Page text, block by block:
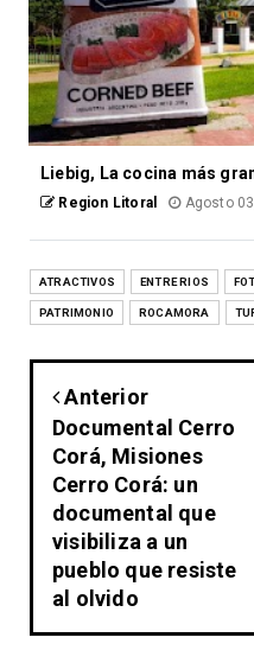
Liebig, La cocina más
Region Litoral Agosto
ATRACTIVOS ENTRE RIOS
PATRIMONIO ROCAMORA
Anterior
Documental Cerro
Corá, Misiones
Cerro Corá: un
documental que
visibiliza a un
pueblo que resiste
al olvido